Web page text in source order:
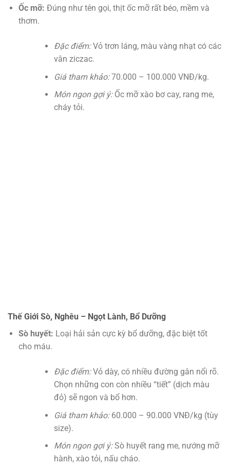
Ốc mỡ: Đúng như tên gọi, thịt ốc mỡ rất béo, mềm và
thơm.
Đặc điểm:Vỏ trơn láng, màu vàng nhạt có các
vân ziczac.
Giá tham khảo:70.000 – 100.000 VNĐ/kg.
Món ngon gợi ý:Ốc mỡ xào bơ cay, rang me,
cháy tỏi.
Thế Giới Sò, Nghêu – Ngọt Lành, Bổ Dưỡng
Sò huyết: Loại hải sản cực kỳ bổ dưỡng, đặc biệt tốt
cho máu.
Đặc điểm:Vỏ dày, có nhiều đường gân nổi rõ.
Chọn những con còn nhiều “tiết” (dịch màu
đỏ) sẽ ngon và bổ hơn.
Giá tham khảo:60.000 – 90.000 VNĐ/kg (tùy
size).
Món ngon gợi ý:Sò huyết rang me, nướng mỡ
hành, xào tỏi, nấu cháo.